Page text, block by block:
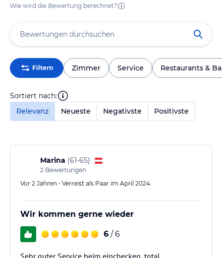
Wie wird die Bewertung berechnet?
Filtern Zimmer Service Restaurants &
Sortiert nach:
Relevanz
Neueste Negativste Positivste
Marina (61-65)
2 Bewertungen
Vor 2 Jahren • Verreist als Paar im April 2024
Wir kommen gerne wieder
6 / 6
Sehr guter Service beim einchecken, total